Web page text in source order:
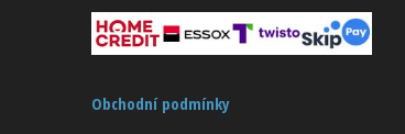
Obchodní podmínky